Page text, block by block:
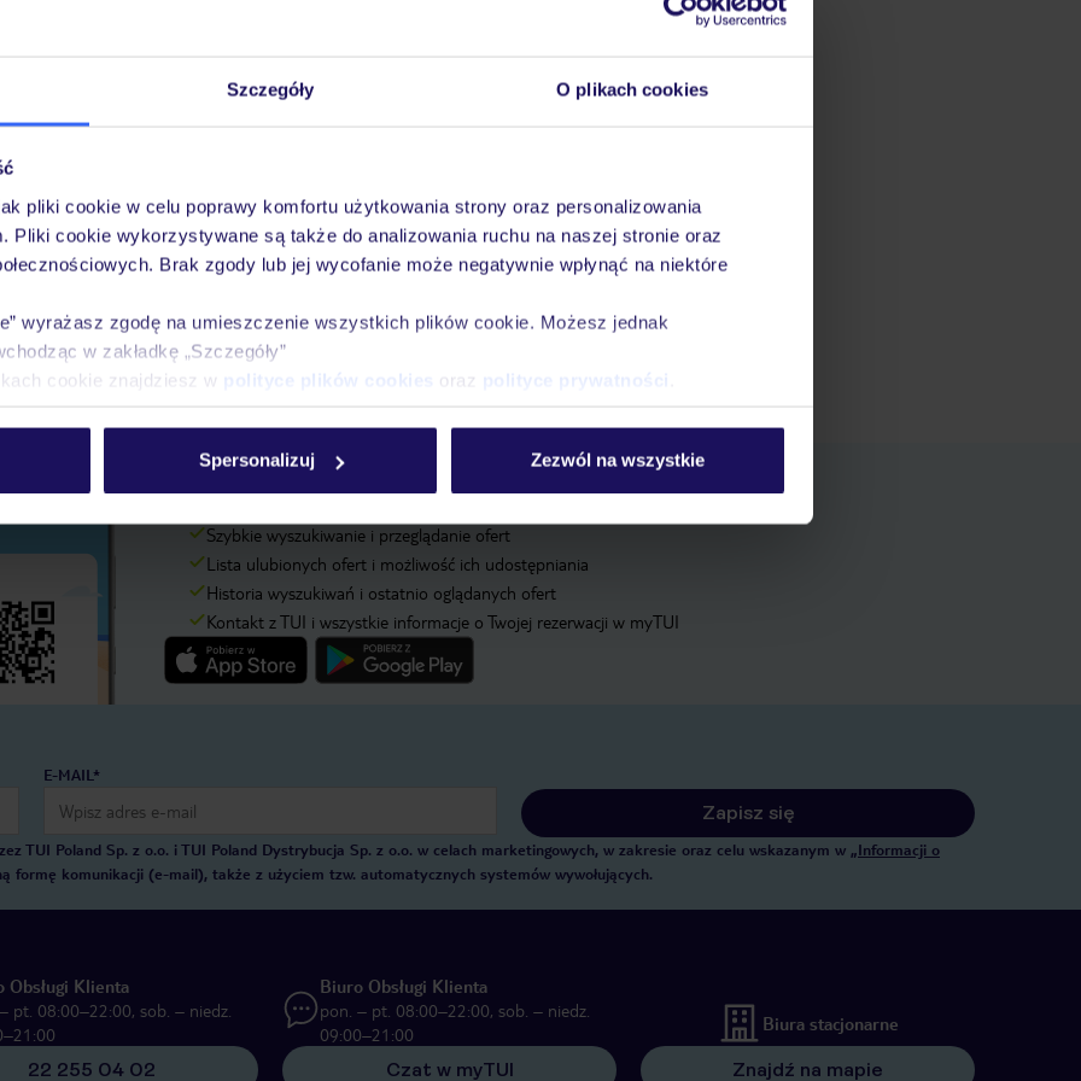
Szczegóły O plikach cookies
pliki cookie w celu poprawy komfortu użytkowania strony oraz personalizowania
Pliki cookie wykorzystywane są także do analizowania ruchu na naszej stronie oraz
Brak zgody lub jej wycofanie może negatywnie wpłynąć na niektóre
wyrażasz zgodę na umieszczenie wszystkich plików cookie. Możesz jednak
w zakładkę „Szczegóły”
cookie znajdziesz w polityce plików cookies oraz polityce prywatności
Spersonalizuj Zezwól na wszystkie
a
także
Kaplicą
jest
tu
i
jeden z
obecnie znajduje się tu bar.
Szybkie wyszukiwanie i przeglądanie ofert
Lista ulubionych ofert i możliwość ich udostępniania
Historia wyszukiwań i ostatnio oglądanych ofert
Kontakt z TUI i wszystkie informacje o Twojej rezerwacji w myTUI
E-MAIL*
Zapisz się
TUI Poland Sp. z o.o. i TUI Poland Dystrybucja Sp. z o.o. w celach marketingowych, w zakresie oraz celu wskazanym w „Informacji o
formę komunikacji (e-mail), także z użyciem tzw. automatycznych systemów wywołujących.
Obsługi Klienta
pt. 08:00–22:00, sob. – niedz.
22 255 04 02
Biuro Obsługi Klienta
pon. – pt. 08:00–22:00, sob. – niedz.
09:00–21:00
Czat w myTUI
Biura stacjonarne
Znajdź na mapie